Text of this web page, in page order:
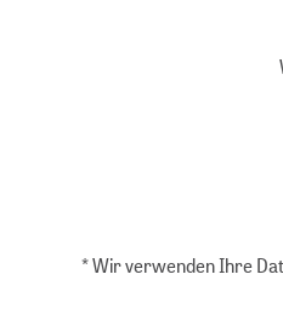
* Wir verwenden Ihre